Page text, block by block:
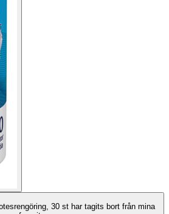
30 st har tagits bort från mina